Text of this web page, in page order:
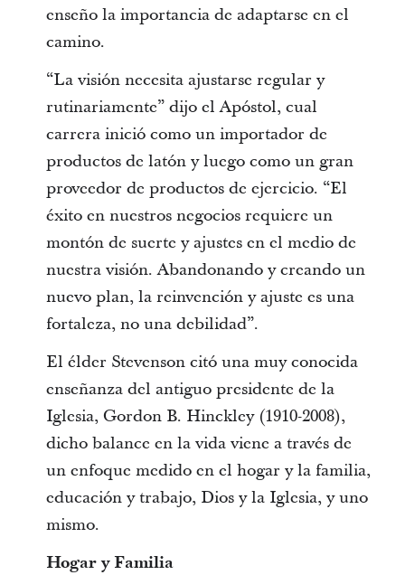
enseño la importancia de adaptarse en el
camino.
“La visión necesita ajustarse regular y
rutinariamente” dijo el Apóstol, cual
carrera inició como un importador de
productos de latón y luego como un gran
proveedor de productos de ejercicio. “El
éxito en nuestros negocios requiere un
montón de suerte y ajustes en el medio de
nuestra visión. Abandonando y creando un
nuevo plan, la reinvención y ajuste es una
fortaleza, no una debilidad”.
El élder Stevenson citó una muy conocida
enseñanza del antiguo presidente de la
Iglesia, Gordon B. Hinckley (1910-2008),
dicho balance en la vida viene a través de
un enfoque medido en el hogar y la familia,
educación y trabajo, Dios y la Iglesia, y uno
mismo.
Hogar y Familia